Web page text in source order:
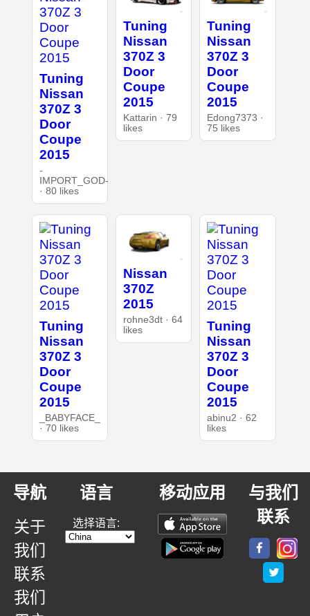
Tuning
Nissan
370Z 3
Door
Coupe
2015
-
IMPORT_GOD-
· 80 likes
Tuning
Nissan
370Z 3
Door
Coupe
2015
Kattarin · 79
likes
Tuning
Nissan
370Z 3
Door
Coupe
2015
Edong7373 ·
75 likes
Tuning
Nissan
370Z 3
Door
Coupe
2015
_BABYFACE_
· 70 likes
Nissan
370Z
2015
rohne3dt · 64
likes
Tuning
Nissan
370Z 3
Door
Coupe
2015
abinu2 · 62
likes
导航
关于
我们
联系
我们
语言
选择语言:
移动应用
与我们
联系